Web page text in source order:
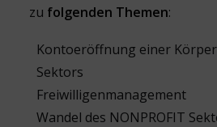
zu folgenden Themen:
Kontoeröffnung einer
Sektors
Freiwilligenmanagement
Wandel des NONPROFIT